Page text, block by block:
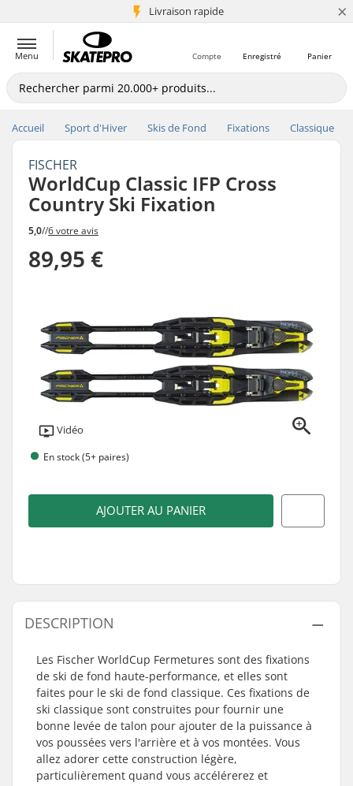
Livraison rapide
+5 mio de clients ×
Menu Panier
Enregistré
Compte
Accueil Sport d'Hiver Skis de Fond Fixations Classique
FISCHER
WorldCup Classic IFP Cross
Country Ski Fixation
5,0//6 votre avis
89,95 €
Vidéo
En stock (5+ paires)
AJOUTER AU PANIER
DESCRIPTION
Les Fischer WorldCup Fermetures sont des fixations
de ski de fond haute-performance, et elles sont
faites pour le ski de fond classique. Ces fixations de
ski classique sont construites pour fournir une
bonne levée de talon pour ajouter de la puissance à
vos poussées vers l'arrière et à vos montées. Vous
allez adorer cette construction légère,
particulièrement quand vous accélérerez et